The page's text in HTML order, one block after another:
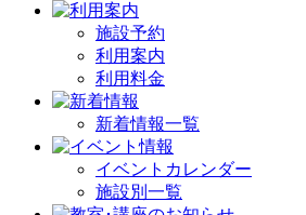
施設予約
利用案内
利用料金
新着情報一覧
イベントカレンダー
施設別一覧